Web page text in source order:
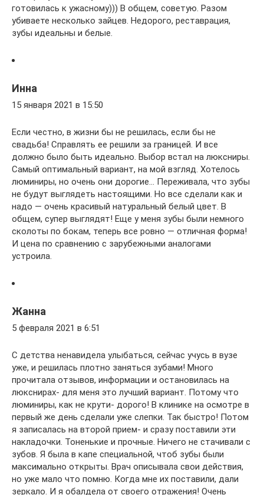
готовилась к ужасному))) В общем, советую. Разом
убиваете несколько зайцев. Недорого, реставрация,
зубы идеальны и белые.
Инна
15 января 2021 в 15:50
Если честно, в жизни бы не решилась, если бы не
свадьба! Справлять ее решили за границей. И все
должно было быть идеально. Выбор встал на люксниры.
Самый оптимальный вариант, на мой взгляд. Хотелось
люминиры, но очень они дорогие… Переживала, что зубы
не будут выглядеть настоящими. Но все сделали как и
надо — очень красивый натуральный белый цвет. В
общем, супер выглядят! Еще у меня зубы были немного
сколоты по бокам, теперь все ровно — отличная форма!
И цена по сравнению с зарубежными аналогами
устроила.
Жанна
5 февраля 2021 в 6:51
С детства ненавидела улыбаться, сейчас учусь в вузе
уже, и решилась плотно заняться зубами! Много
прочитала отзывов, информации и остановилась на
люкснирах- для меня это лучший вариант. Потому что
люминиры, как не крути- дорого! В клинике на осмотре в
первый же день сделали уже слепки. Так быстро! Потом
я записалась на второй прием- и сразу поставили эти
накладочки. Тоненькие и прочные. Ничего не стачивали с
зубов. Я была в капе специальной, чтоб зубы были
максимально открыты. Врач описывала свои действия,
но уже мало что помню. Когда мне их поставили, дали
зеркало. И я обалдела от своего отражения! Очень